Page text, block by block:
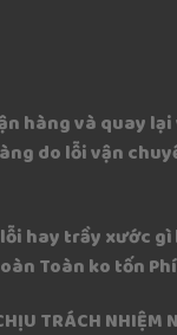
hàng và quay
do lỗi vận
lỗi hay trầy xước
Toàn ko tốn
TRÁCH NHIỆM